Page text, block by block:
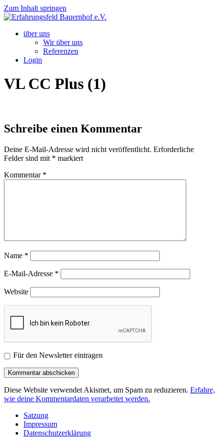
Zum Inhalt springen
über uns
Wir über uns
Referenzen
Login
VL CC Plus (1)
Schreibe einen Kommentar
Deine E-Mail-Adresse wird nicht veröffentlicht. Erforderliche
Felder sind mit * markiert
Kommentar *
Name *
E-Mail-Adresse *
Website
Für den Newsletter eintragen
Diese Website verwendet Akismet, um Spam zu reduzieren. Erfahre,
wie deine Kommentardaten verarbeitet werden.
Satzung
Impressum
Datenschutzerklärung